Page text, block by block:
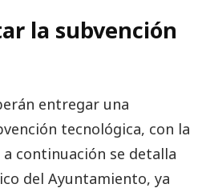
la subvención
entregar una
tecnológica, con la
continuación se detalla
del Ayuntamiento, ya